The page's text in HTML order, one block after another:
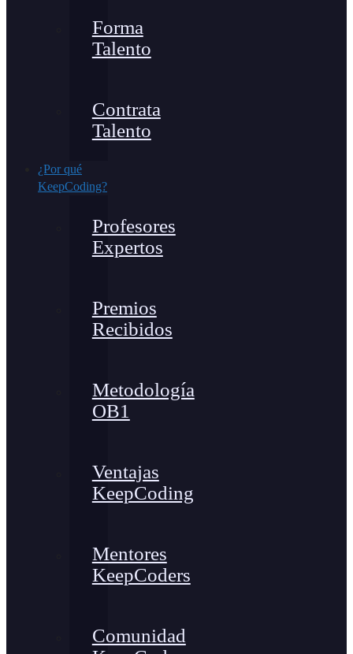
Forma
Talento
Contrata
Talento
¿Por qué
KeepCoding?
Profesores
Expertos
Premios
Recibidos
Metodología
OB1
Ventajas
KeepCoding
Mentores
KeepCoders
Comunidad